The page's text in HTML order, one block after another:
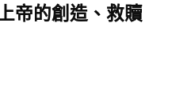
帝的創造、救贖